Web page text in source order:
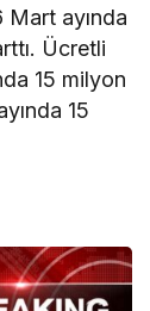
Mart ayında
Ücretli
15 milyon
15